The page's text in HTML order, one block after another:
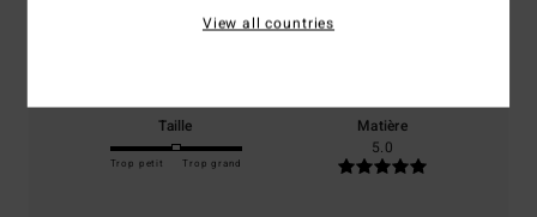
Rapport qualité / prix
Taille
Trop petit Trop grand
Matière
5.0
View all countries